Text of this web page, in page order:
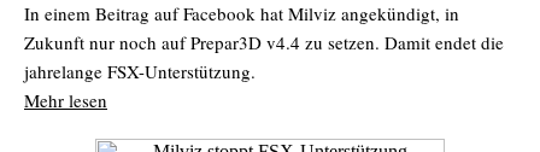
In einem Beitrag auf Facebook hat Milviz angekündigt, in
Zukunft nur noch auf Prepar3D v4.4 zu setzen. Damit endet die
jahrelange FSX-Unterstützung.
Mehr lesen